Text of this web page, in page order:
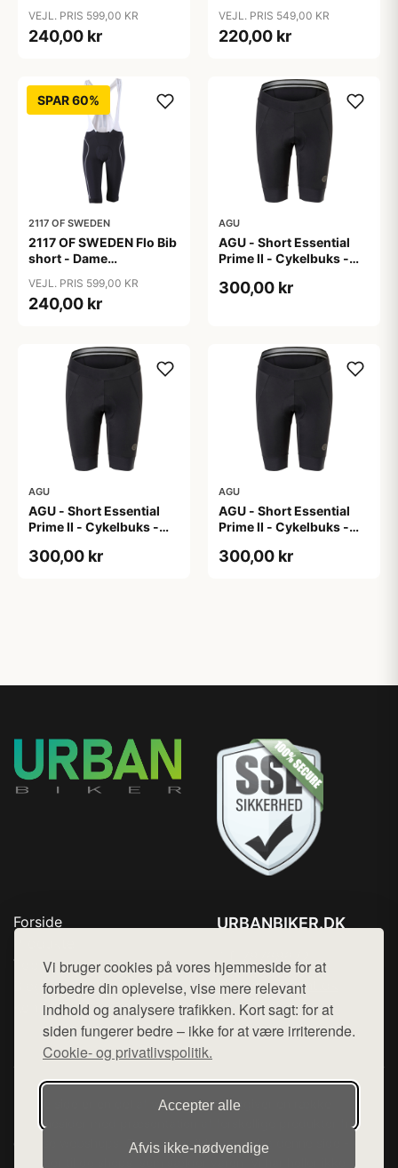
Vi bruger cookies på vores hjemmeside for at
forbedre din oplevelse, vise mere relevant
indhold og analysere trafikken. Kort sagt: for at
siden fungerer bedre – ikke for at være irriterende.
Cookie- og privatlivspolitik.
Accepter alle
Afvis ikke‑nødvendige
Sort - Str. 36
VEJL. PRIS 599,00 KR
240,00 kr
Sort - Str. 38
VEJL. PRIS 549,00 KR
220,00 kr
SPAR 60%
2117 OF SWEDEN
2117 OF SWEDEN Flo Bib
short - Dame
Sort - Str. 40
VEJL. PRIS 599,00 KR
240,00 kr
AGU
AGU - Short Essential
Prime II - Cykelbuks -
300,00 kr
AGU
AGU - Short Essential
Prime II - Cykelbuks -
300,00 kr
AGU
AGU - Short Essential
Prime II - Cykelbuks -
300,00 kr
Forside
Top Rabatter
Blog
Kontakt
URBANBIKER.DK
Mail: hej@want.dk
Cookie- og privatlivspolitik
Denne side er en del af want.dk, der udgiver en række
hjemmesider med præsentation af forskellige produkter fra
diverse webshops. Der sælges ikke varer fra denne side - vi